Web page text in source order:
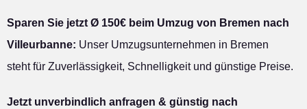
Sparen Sie jetzt Ø 150€ beim Umzug von Bremen nach
Villeurbanne: Unser Umzugsunternehmen in Bremen
steht für Zuverlässigkeit, Schnelligkeit und günstige Preise.
Jetzt unverbindlich anfragen & günstig nach